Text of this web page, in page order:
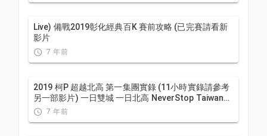
Live) 備戰2019彰化經典百K 賽前攻略 (已完賽請看新
影片
7 年前
2019 柯P 超越北高 第一集團實錄 (11小時實錄請參考
另一部影片) 一日雙城 一日北高 NeverStop Taiwan
Long Distance Cycling Challenge
7 年前